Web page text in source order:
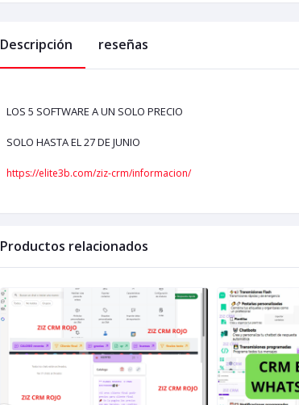
Descripción reseñas
LOS 5 SOFTWARE A UN SOLO PRECIO
SOLO HASTA EL 27 DE JUNIO
https://elite3b.com/ziz-crm/informacion/
Productos relacionados